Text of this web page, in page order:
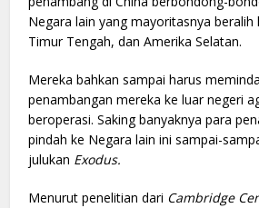
Negara lain yang mayoritasnya beralih
Timur Tengah, dan Amerika Selatan.
Mereka bahkan sampai harus
penambangan mereka ke luar negeri
beroperasi. Saking banyaknya para
pindah ke Negara lain ini sampai-
julukan Exodus.
Menurut penelitian dari Cambridge